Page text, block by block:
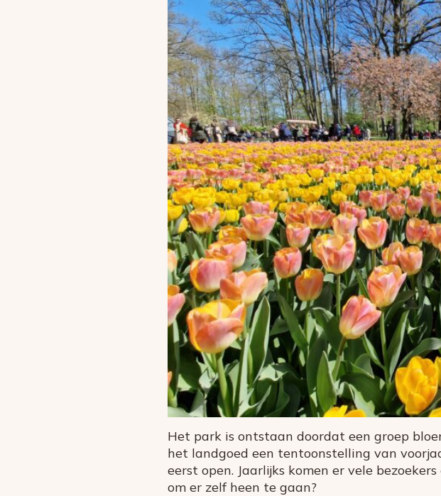
Het park is ontstaan doordat een groep
het landgoed een tentoonstelling van
eerst open. Jaarlijks komen er vele
om er zelf heen te gaan?